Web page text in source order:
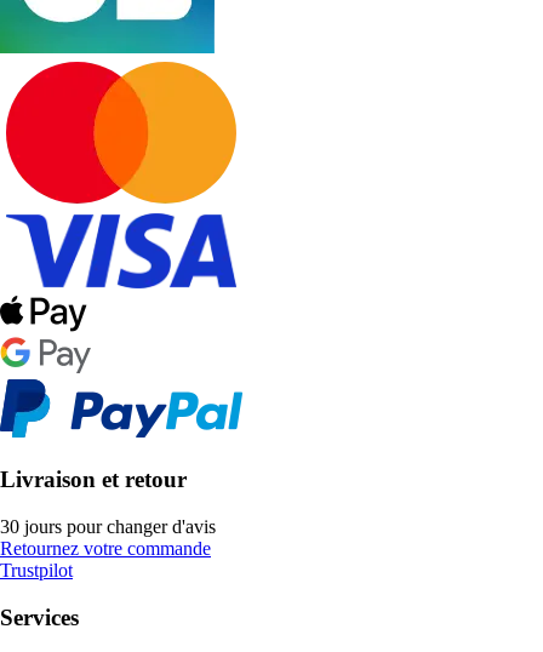
Livraison et retour
30 jours pour changer d'avis
Retournez votre commande
Trustpilot
Services